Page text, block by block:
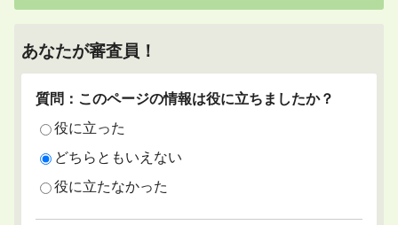
あなたが審査員！
質問：このページの情報は役に立ちましたか？
役に立った
どちらともいえない
役に立たなかった